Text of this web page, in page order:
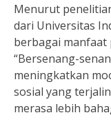
Menurut
dari Universitas
berbagai
“Bersenang-
meningkatkan
sosial yang
merasa lebih